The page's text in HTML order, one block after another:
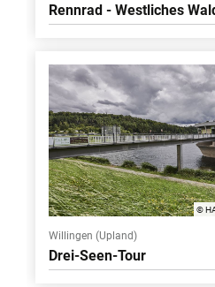
Rennrad - Westliches
©
Willingen (Upland)
Drei-Seen-Tour